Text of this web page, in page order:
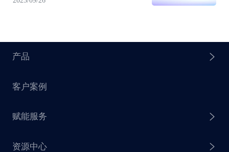
产品
探迹 AI Agent
探迹 AI 拓客
客户案例
赋能服务
资源中心